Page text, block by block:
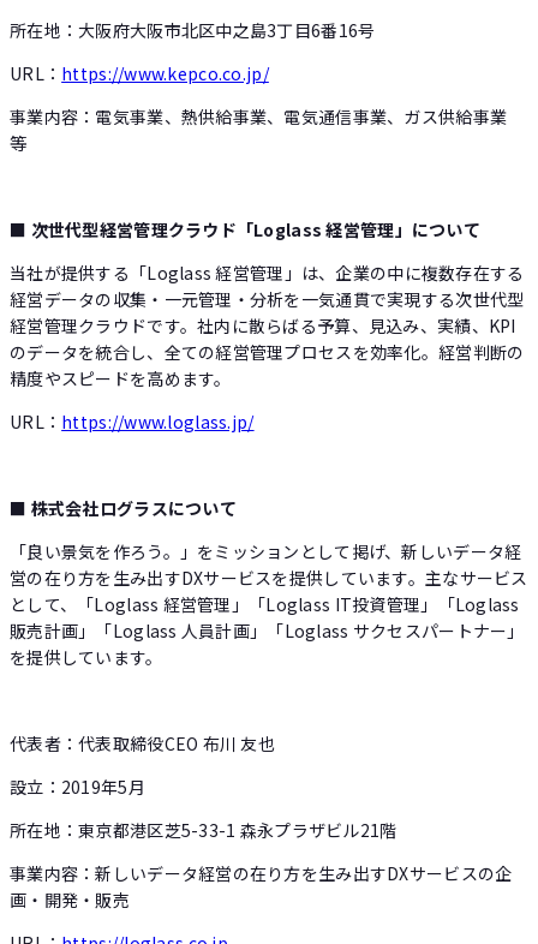
所在地：大阪府大阪市北区中之島3丁目6番16号
URL： https://www.kepco.co.jp/
事業内容：電気事業、熱供給事業、電気通信事業、ガス供給事業
等
■ 次世代型経営管理クラウド「Loglass 経営管理」について
当社が提供する「Loglass 経営管理」は、企業の中に複数存在する
経営データの収集・一元管理・分析を一気通貫で実現する次世代型
経営管理クラウドです。社内に散らばる予算、見込み、実績、KPI
のデータを統合し、全ての経営管理プロセスを効率化。経営判断の
精度やスピードを高めます。
URL： https://www.loglass.jp/
■ 株式会社ログラスについて
「良い景気を作ろう。」をミッションとして掲げ、新しいデータ経
営の在り方を生み出すDXサービスを提供しています。主なサービス
として、「Loglass 経営管理」「Loglass IT投資管理」「Loglass
販売計画」「Loglass 人員計画」「Loglass サクセスパートナー」
を提供しています。
代表者：代表取締役CEO 布川 友也
設立：2019年5月
所在地：東京都港区芝5-33-1 森永プラザビル21階
事業内容：新しいデータ経営の在り方を生み出すDXサービスの企
画・開発・販売